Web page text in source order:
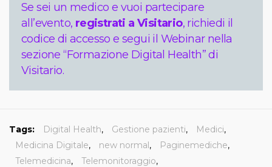
Se sei un medico e vuoi partecipare
all’evento, registrati a Visitario, richiedi il
codice di accesso e segui il Webinar nella
sezione “Formazione Digital Health” di
Visitario.
Tags: Digital Health, Gestione pazienti, Medici,
Medicina Digitale, new normal, Paginemediche,
Telemedicina, Telemonitoraggio,